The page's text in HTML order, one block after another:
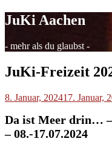
JuKi Aachen
- mehr als du glaubst -
JuKi-Freizeit
8. Januar, 202417. Januar,
Da ist Meer drin… –
– 08.-17.07.2024